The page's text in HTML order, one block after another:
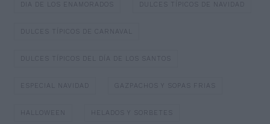
DIA DE LOS ENAMORADOS DULCES TÍPICOS DE NAVIDAD
DULCES TÍPICOS DE CARNAVAL
DULCES TÍPICOS DEL DÍA DE LOS SANTOS
ESPECIAL NAVIDAD GAZPACHOS Y SOPAS FRIAS
HALLOWEEN HELADOS Y SORBETES